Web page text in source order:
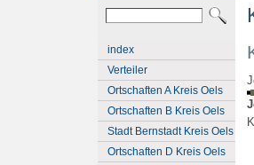
index
Verteiler
Ortschaften A Kreis Oels
Ortschaften B Kreis Oels
Stadt Bernstadt Kreis Oels
Ortschaften D Kreis Oels